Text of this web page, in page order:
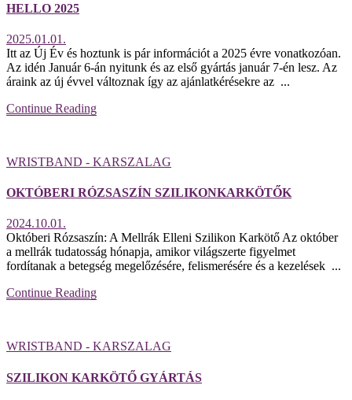
HELLO 2025
2025.01.01.
Itt az Új Év és hoztunk is pár információt a 2025 évre vonatkozóan.
Az idén Január 6-án nyitunk és az első gyártás január 7-én lesz. Az
áraink az új évvel változnak így az ajánlatkérésekre az ...
Continue Reading
WRISTBAND - KARSZALAG
OKTÓBERI RÓZSASZÍN SZILIKONKARKÖTŐK
2024.10.01.
Októberi Rózsaszín: A Mellrák Elleni Szilikon Karkötő Az október
a mellrák tudatosság hónapja, amikor világszerte figyelmet
fordítanak a betegség megelőzésére, felismerésére és a kezelések ...
Continue Reading
WRISTBAND - KARSZALAG
SZILIKON KARKÖTŐ GYÁRTÁS